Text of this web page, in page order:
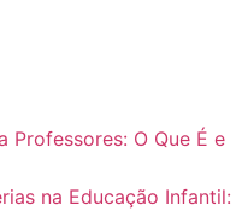
O Que É e
na Educação Infantil: